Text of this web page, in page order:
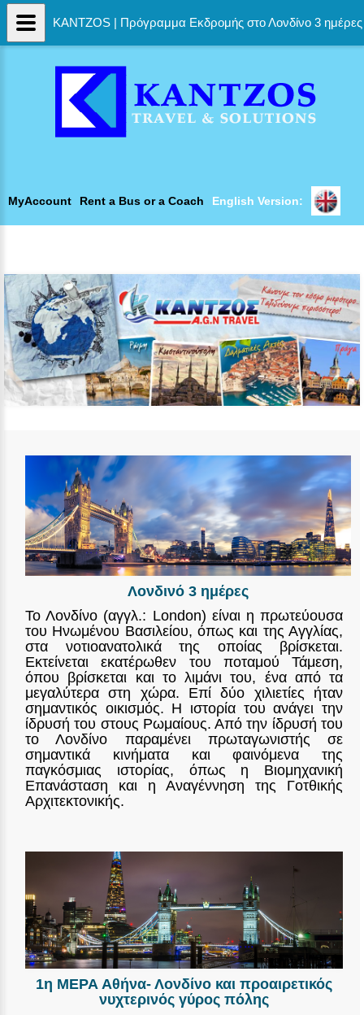
MyAccount Rent a Bus or a Coach English Version:
Λονδινό 3 ημέρες
Το Λονδίνο (αγγλ.: London) είναι η πρωτεύουσα
του Ηνωμένου Βασιλείου, όπως και της Αγγλίας,
στα νοτιοανατολικά της οποίας βρίσκεται.
Εκτείνεται εκατέρωθεν του ποταμού Τάμεση,
όπου βρίσκεται και το λιμάνι του, ένα από τα
μεγαλύτερα στη χώρα. Επί δύο χιλιετίες ήταν
σημαντικός οικισμός. Η ιστορία του ανάγει την
ίδρυσή του στους Ρωμαίους. Από την ίδρυσή του
το Λονδίνο παραμένει πρωταγωνιστής σε
σημαντικά κινήματα και φαινόμενα της
παγκόσμιας ιστορίας, όπως η Βιομηχανική
Επανάσταση και η Αναγέννηση της Γοτθικής
Αρχιτεκτονικής.
1η ΜΕΡΑ Αθήνα- Λονδίνο και προαιρετικός
νυχτερινός γύρος πόλης
KANTZOS | Πρόγραμμα Εκδρομής στο Λονδίνο 3